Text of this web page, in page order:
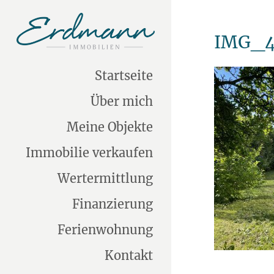
Startseite
Über mich
Meine Objekte
Immobilie verkaufen
Wertermittlung
Finanzierung
Ferienwohnung
Kontakt